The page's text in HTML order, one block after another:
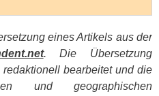
eines Artikels aus der
. Die Übersetzung
bearbeitet und die
und geographischen